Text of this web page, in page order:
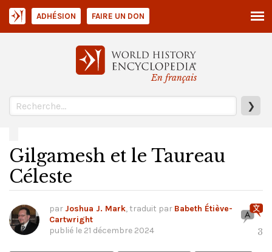
En français
❯
ADHÉSION FAIRE UN DON
Gilgamesh et le Taureau
Céleste
par Joshua J. Mark, traduit par Babeth Étiève-
Cartwright
publié le 21 décembre 2024 3